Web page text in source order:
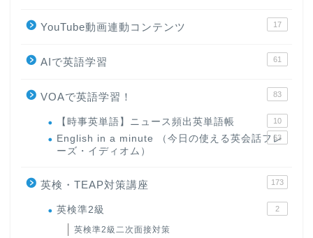
YouTube動画連動コンテンツ 17
AIで英語学習 61
VOAで英語学習！ 83
【時事英単語】ニュース頻出英単語帳 10
English in a minute （今日の使える英会話フレ
ーズ・イディオム）
63
英検・TEAP対策講座 173
英検準2級 2
英検準2級二次面接対策